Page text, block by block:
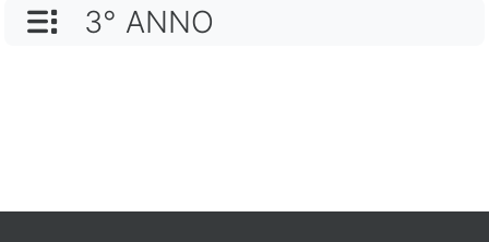
NOME CATEGORIA
3° ANNO